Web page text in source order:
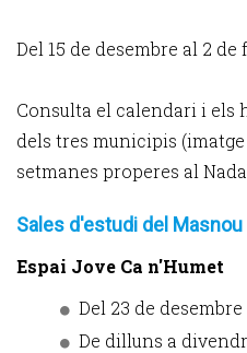
Del 15 de desembre al 2 de
Consulta el calendari i els
dels tres municipis
setmanes properes al
Sales d'estudi del Masnou
Espai Jove Ca n'Humet
Del 23 de desembre
De dilluns a